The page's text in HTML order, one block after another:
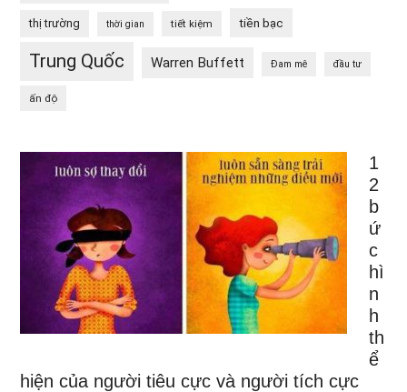
thị trường thời gian tiết kiệm tiền bạc
Trung Quốc Warren Buffett Đam mê đầu tư
ấn độ
1
2
b
ứ
c
hì
n
h
th
ể
hiện của người tiêu cực và người tích cực